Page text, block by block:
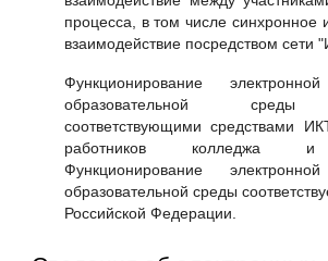
процесса, в том числе синхронное
взаимодействие посредством сети
Функционирование
образовательной среды
соответствующими средствами
работников колледжа и
Функционирование
образовательной среды
Российской Федерации.